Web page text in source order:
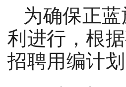
为确保正
利进行，根
招聘用编计